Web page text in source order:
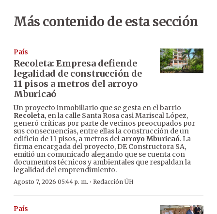
Más contenido de esta sección
País
Recoleta: Empresa defiende
legalidad de construcción de
11 pisos a metros del arroyo
Mburicaó
Un proyecto inmobiliario que se gesta en el barrio
Recoleta, en la calle Santa Rosa casi Mariscal López,
generó críticas por parte de vecinos preocupados por
sus consecuencias, entre ellas la construcción de un
edificio de 11 pisos, a metros del arroyo Mburicaó. La
firma encargada del proyecto, DE Constructora SA,
emitió un comunicado alegando que se cuenta con
documentos técnicos y ambientales que respaldan la
legalidad del emprendimiento.
Agosto 7, 2026 05:44 p. m. · Redacción ÚH
País